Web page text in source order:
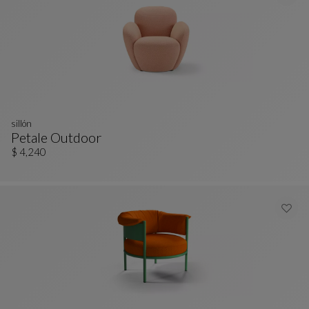
Petale Outdoor
Sillón
Ver Descripción Completa
sillón
$ 4,240